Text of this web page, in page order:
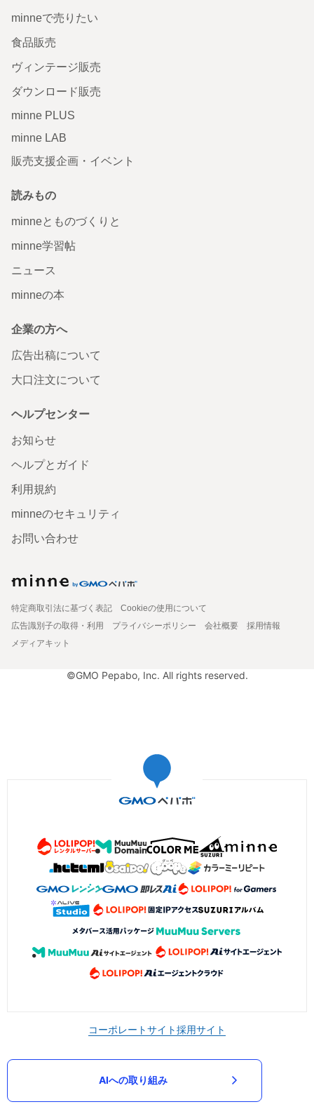
minneで売りたい
食品販売
ヴィンテージ販売
ダウンロード販売
minne PLUS
minne LAB
販売支援企画・イベント
読みもの
minneとものづくりと
minne学習帖
ニュース
minneの本
企業の方へ
広告出稿について
大口注文について
ヘルプセンター
お知らせ
ヘルプとガイド
利用規約
minneのセキュリティ
お問い合わせ
特定商取引法に基づく表記
Cookieの使用について
広告識別子の取得・利用
プライバシーポリシー 会社概要
採用情報
メディアキット
©GMO Pepabo, Inc. All rights reserved.
コーポレートサイト採用サイト
AIへの取り組み